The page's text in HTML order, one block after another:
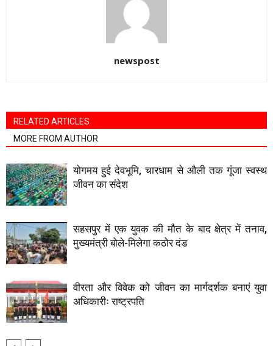
newspost
RELATED ARTICLES
MORE FROM AUTHOR
योगमय हुई देवभूमि, चारधाम से औली तक गूंजा स्वस्थ
जीवन का संदेश
सहसपुर में एक युवक की मौत के बाद क्षेत्र में तनाव,
मुख्यमंत्री बोले-मिलेगा कठोर दंड
वीरता और विवेक को जीवन का मार्गदर्शक बनाएं युवा
अधिकारीः राष्ट्रपति